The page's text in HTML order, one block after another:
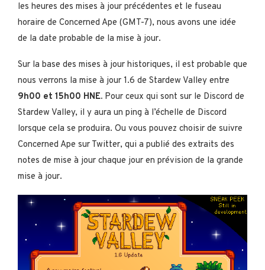
les heures des mises à jour précédentes et le fuseau
horaire de Concerned Ape (GMT-7), nous avons une idée
de la date probable de la mise à jour.
Sur la base des mises à jour historiques, il est probable que
nous verrons la mise à jour 1.6 de Stardew Valley entre
9h00 et 15h00 HNE. Pour ceux qui sont sur le Discord de
Stardew Valley, il y aura un ping à l’échelle de Discord
lorsque cela se produira. Ou vous pouvez choisir de suivre
Concerned Ape sur Twitter, qui a publié des extraits des
notes de mise à jour chaque jour en prévision de la grande
mise à jour.